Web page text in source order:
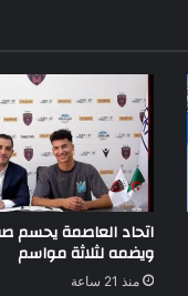
اتحاد العاصمة يحسم
ويضمه لثلاثة مواسم
منذ 21 ساعة